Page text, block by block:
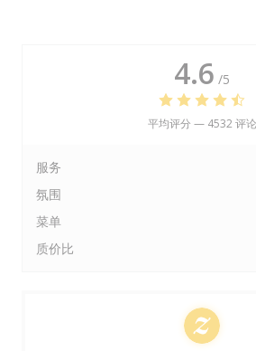
4.6 /5
平均评分 — 4532 评论
服务
氛围
菜单
质价比